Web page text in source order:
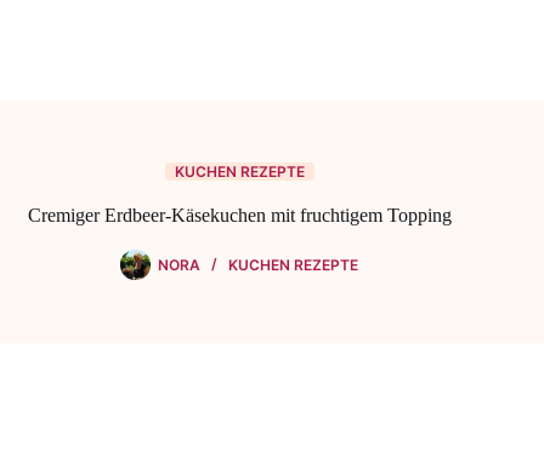
KUCHEN REZEPTE
Cremiger Erdbeer-Käsekuchen mit fruchtigem Topping
NORA KUCHEN REZEPTE